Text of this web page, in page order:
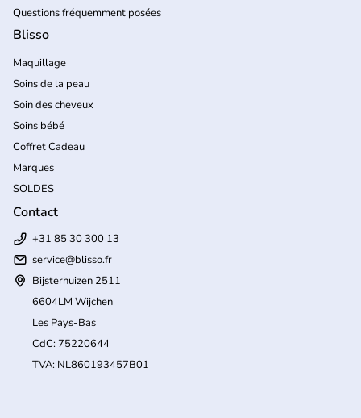
Questions fréquemment posées
Blisso
Maquillage
Soins de la peau
Soin des cheveux
Soins bébé
Coffret Cadeau
Marques
SOLDES
Contact
+31 85 30 300 13
service@blisso.fr
Bijsterhuizen 2511
6604LM Wijchen
Les Pays-Bas
CdC: 75220644
TVA: NL860193457B01